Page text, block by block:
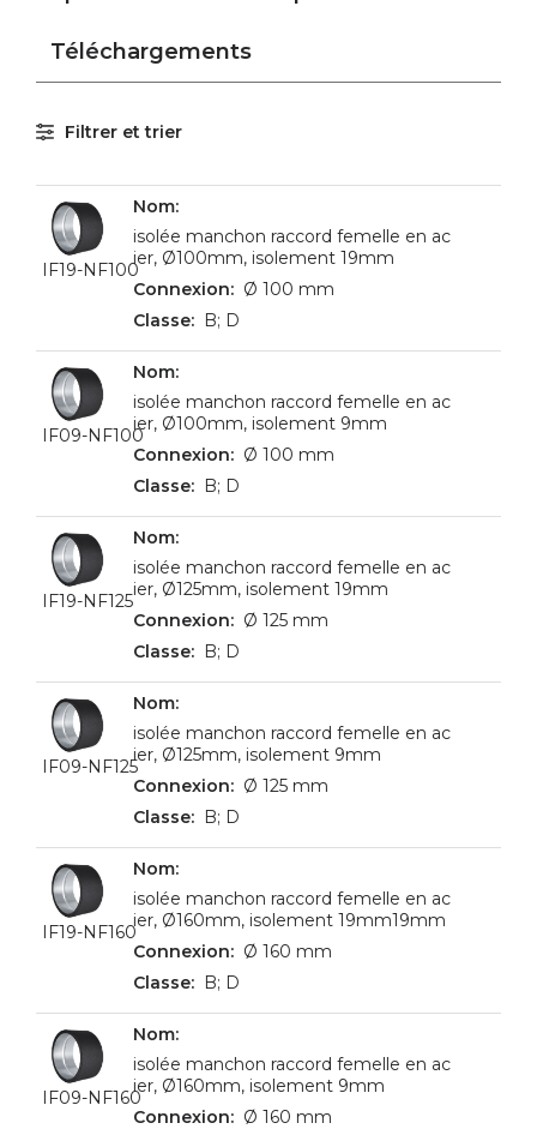
Téléchargements
Filtrer et trier
IF19-NF100
isolée manchon raccord femelle en ac
ier, Ø100mm, isolement 19mm
Ø 100 mm
B; D
IF09-NF100
isolée manchon raccord femelle en ac
ier, Ø100mm, isolement 9mm
Ø 100 mm
B; D
IF19-NF125
isolée manchon raccord femelle en ac
ier, Ø125mm, isolement 19mm
Ø 125 mm
B; D
IF09-NF125
isolée manchon raccord femelle en ac
ier, Ø125mm, isolement 9mm
Ø 125 mm
B; D
IF19-NF160
isolée manchon raccord femelle en ac
ier, Ø160mm, isolement 19mm19mm
Ø 160 mm
B; D
IF09-NF160
isolée manchon raccord femelle en ac
ier, Ø160mm, isolement 9mm
Ø 160 mm